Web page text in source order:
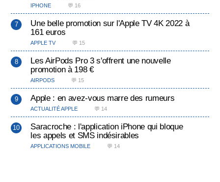
IPHONE 💬 16
Une belle promotion sur l'Apple TV 4K 2022 à
161 euros
APPLE TV 💬 15
Les AirPods Pro 3 s'offrent une nouvelle
promotion à 198 €
AIRPODS 💬 15
Apple : en avez-vous marre des rumeurs
ACTUALITÉ APPLE 💬 14
Saracroche : l'application iPhone qui bloque
les appels et SMS indésirables
APPLICATIONS MOBILE 💬 14